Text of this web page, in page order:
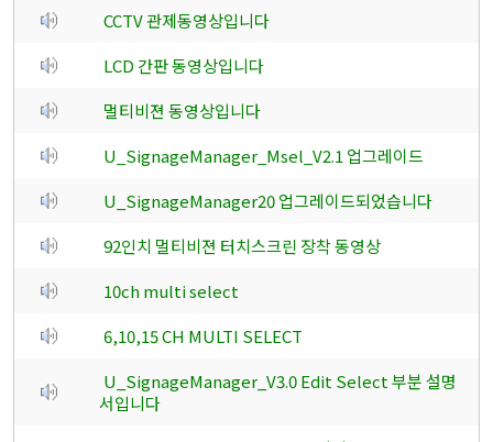
CCTV 관제동영상입니다
LCD 간판 동영상입니다
멀티비젼 동영상입니다
U_SignageManager_Msel_V2.1 업그레이드
U_SignageManager20 업그레이드되었습니다
92인치 멀티비젼 터치스크린 장착 동영상
10ch multi select
6,10,15 CH MULTI SELECT
U_SignageManager_V3.0 Edit Select 부분 설명
서입니다